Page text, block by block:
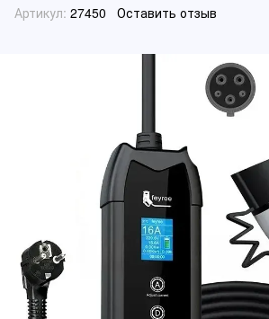
Артикул: 27450 Оставить отзыв